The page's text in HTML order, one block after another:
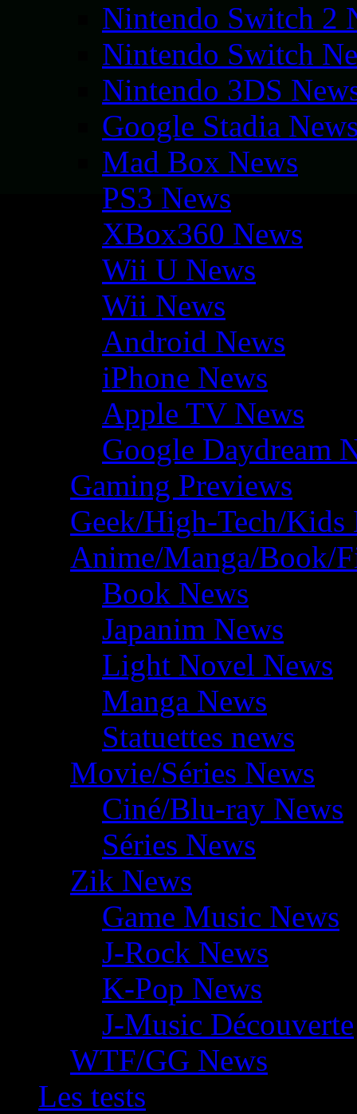
Nintendo Switch 2
Nintendo Switch
Nintendo 3DS
Google Stadia
Mad Box News
PS3 News
XBox360 News
Wii U News
Wii News
Android News
iPhone News
Apple TV News
Google Daydream
Gaming Previews
Geek/High-Tech/Kids
Anime/Manga/Book/
Book News
Japanim News
Light Novel News
Manga News
Statuettes news
Movie/Séries News
Ciné/Blu-ray News
Séries News
Zik News
Game Music News
J-Rock News
K-Pop News
J-Music Découverte
WTF/GG News
Les tests